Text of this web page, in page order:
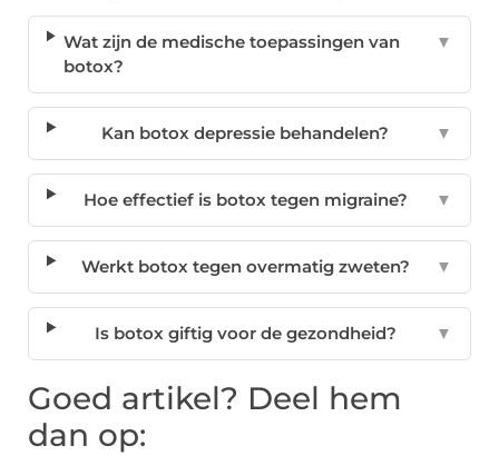
Wat zijn de medische toepassingen van
botox?
▼
Kan botox depressie behandelen? ▼
Hoe effectief is botox tegen migraine? ▼
Werkt botox tegen overmatig zweten? ▼
Is botox giftig voor de gezondheid? ▼
Goed artikel? Deel hem
dan op: